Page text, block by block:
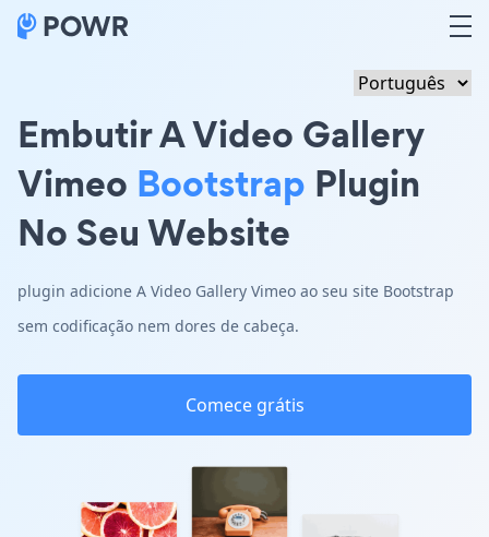
Embutir A Video Gallery
Vimeo Bootstrap Plugin
No Seu Website
plugin adicione A Video Gallery Vimeo ao seu site Bootstrap
sem codificação nem dores de cabeça.
Comece grátis